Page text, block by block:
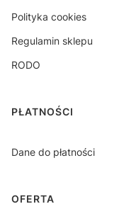
Polityka cookies
Regulamin sklepu
RODO
PŁATNOŚCI
Dane do płatności
OFERTA